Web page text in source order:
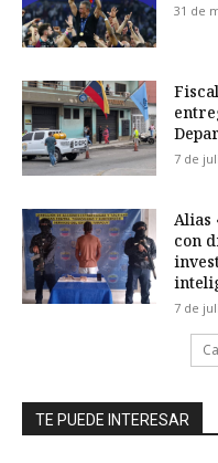
31 de
7 de
Alias
con
7 de
TE PUEDE INTERESAR